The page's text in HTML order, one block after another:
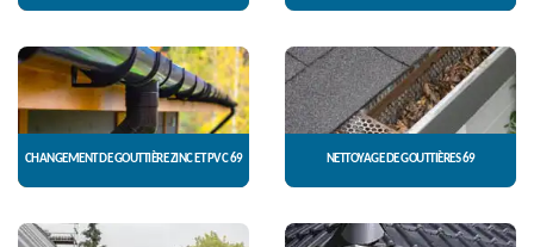
CHANGEMENT DE GOUTTIÈRE ZINC ET PVC 69 NETTOYAGE DE GOUTTIÈRES 69